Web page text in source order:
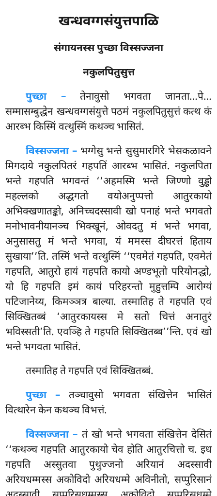
खन्धवग्गसंयुत्तपाळि
संगायनस्स पुच्छा विस्सज्जना
नकुलपितुसुत्त
पुच्छा –तेनावुसो भगवता जानता…पे…
सम्मासम्बुद्धेन खन्धवग्गसंयुत्ते पठमं नकुलपितुसुत्तं कत्थ कं
आरब्भ किस्मिं वत्थुस्मिं कथञ्च भासितं.
विस्सज्जना –भग्गेसु भन्ते सुसुमारगिरे भेसकळावने
मिगदाये नकुलपितरं गहपतिं आरब्भ भासितं. नकुलपिता
भन्ते गहपति भगवन्तं ‘‘अहमस्मि भन्ते जिण्णो वुड्ढो
महल्लको अद्धगतो वयोअनुप्पत्तो आतुरकायो
अभिक्खणातङ्को, अनिच्चदस्सावी खो पनाहं भन्ते भगवतो
मनोभावनीयानञ्च भिक्खूनं, ओवदतु मं भन्ते भगवा,
अनुसासतु मं भन्ते भगवा, यं ममस्स दीघरत्तं हिताय
सुखाया’’ति. तस्मिं भन्ते वत्थुस्मिं ‘‘एवमेतं गहपति, एवमेतं
गहपति, आतुरो हायं गहपति कायो अण्डभूतो परियोनद्धो,
यो हि गहपति इमं कायं परिहरन्तो मुहुत्तम्पि आरोग्यं
पटिजानेय्य, किमञ्ञत्र बाल्या. तस्मातिह ते गहपति एवं
सिक्खितब्बं ‘आतुरकायस्स मे सतो चित्तं अनातुरं
भविस्सती’ति. एवञ्हि ते गहपति सिक्खितब्ब’’न्ति. एवं खो
भन्ते भगवता भासितं.
तस्मातिहते गहपति एवं सिक्खितब्बं.
पुच्छा – तञ्चावुसो भगवता संखित्तेन भासितं
वित्थारेन केन कथञ्च विभत्तं.
विस्सज्जना – तं खो भन्ते भगवता संखित्तेन देसितं
‘‘कथञ्च गहपति आतुरकायो चेव होति आतुरचित्तो च. इध
गहपति अस्सुतवा पुथुज्जनो अरियानं अदस्सावी
अरियधम्मस्स अकोविदो अरियधम्मे अविनीतो, सप्पुरिसानं